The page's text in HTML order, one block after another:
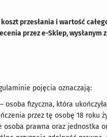
przesłania i wartość
przez e-Sklep, wysłanym
pojęcia oznaczają:
osoba fizyczna, która
przez tę osobę 18 roku
osoba prawna oraz jednostka